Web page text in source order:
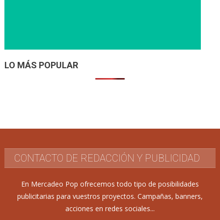
LO MÁS POPULAR
CONTACTO DE REDACCIÓN Y PUBLICIDAD
En Mercadeo Pop ofrecemos todo tipo de posibilidades
publicitarias para vuestros proyectos. Campañas, banners,
acciones en redes sociales...